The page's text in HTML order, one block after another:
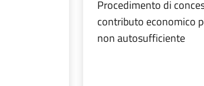
Procedimento di
contributo economico
non autosufficiente